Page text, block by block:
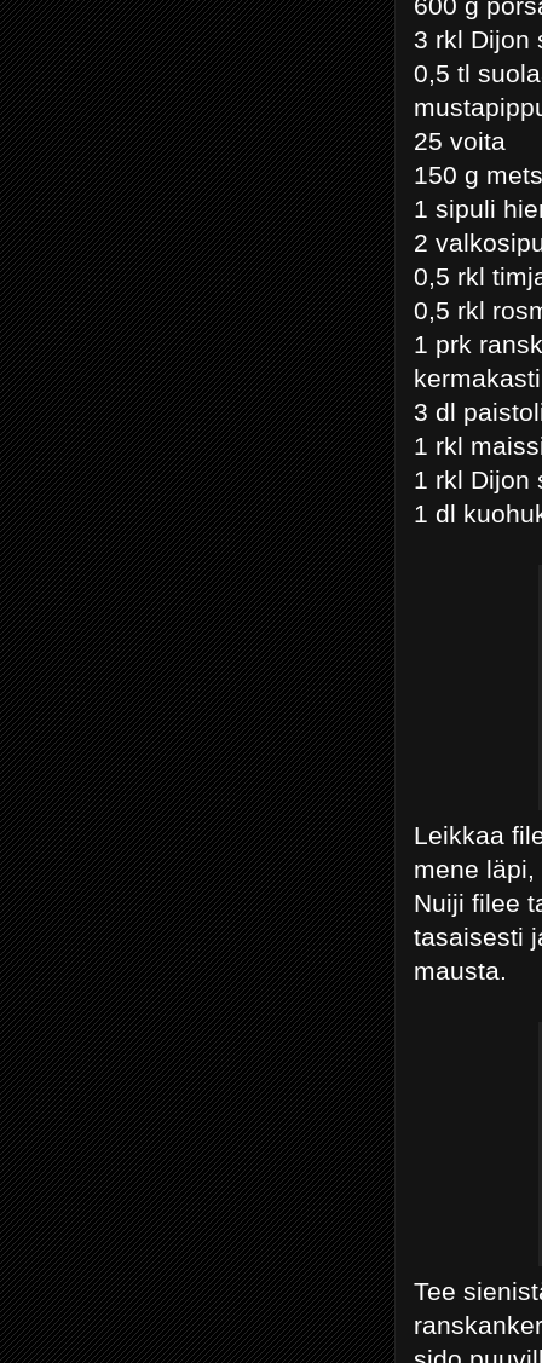
3 rkl Dijon
0,5 tl
25 voita
150 g
1 sipuli
2
0,5 rkl
0,5 rkl
1 prk
3 dl
1 rkl
1 rkl Dijon
1 dl
Leikkaa
mene
Nuiji filee
tasaisesti
mausta.
Tee